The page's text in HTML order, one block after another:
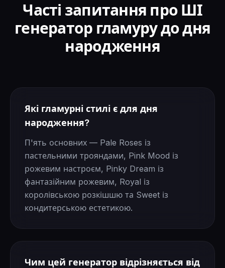
Часті запитання про ШІ
генератор гламуру до дня
народження
Які гламурні стилі є для дня
народження?
П'ять основних — Pale Roses із
пастельними трояндами, Pink Mood із
рожевим настроєм, Pinky Dream із
фантазійним рожевим, Royal із
королівською розкішшю та Sweet із
кондитерською естетикою.
Чим цей генератор відрізняється від